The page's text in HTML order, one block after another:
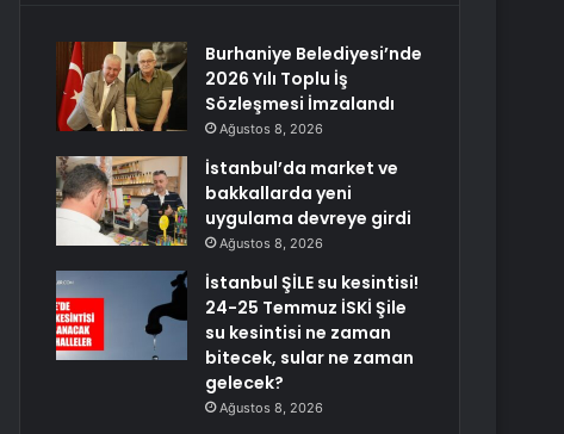
Burhaniye Belediyesi’nde
2026 Yılı Toplu İş
Sözleşmesi İmzalandı
Ağustos 8, 2026
İstanbul’da market ve
bakkallarda yeni
uygulama devreye girdi
Ağustos 8, 2026
İstanbul ŞİLE su kesintisi!
24-25 Temmuz İSKİ Şile
su kesintisi ne zaman
bitecek, sular ne zaman
gelecek?
Ağustos 8, 2026